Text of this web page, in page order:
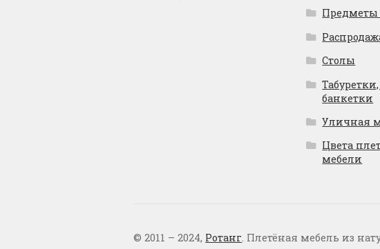
Предметы
Столы
банкетки
Уличная
Цвета
мебели
© 2011 – 2024, Ротанг. Плетёная мебель из